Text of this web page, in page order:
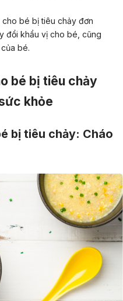
cho bé bị tiêu chảy đơn
đổi khẩu vị cho bé, cũng
bé.
bé bị tiêu chảy
khỏe
bị tiêu chảy: Cháo